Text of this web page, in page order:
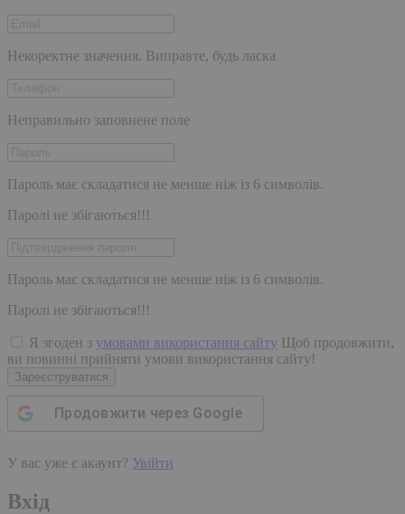
Некоректне значення. Виправте, будь ласка
Неправильно заповнене поле
Пароль має складатися не менше ніж із 6 символів.
Паролі не збігаються!!!
Пароль має складатися не менше ніж із 6 символів.
Паролі не збігаються!!!
Я згоден з умовами використання сайту Щоб продовжити,
ви повинні прийняти умови використання сайту!
Зареєструватися
Продовжити через Google
У вас уже є акаунт? Увійти
Вхід